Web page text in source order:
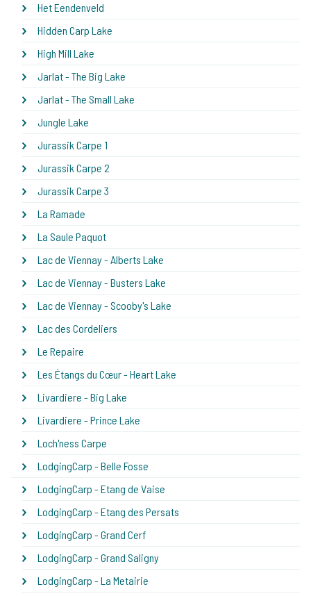
Het Eendenveld
Hidden Carp Lake
High Mill Lake
Jarlat - The Big Lake
Jarlat - The Small Lake
Jungle Lake
Jurassik Carpe 1
Jurassik Carpe 2
Jurassik Carpe 3
La Ramade
La Saule Paquot
Lac de Viennay - Alberts Lake
Lac de Viennay - Busters Lake
Lac de Viennay - Scooby's Lake
Lac des Cordeliers
Le Repaire
Les Étangs du Cœur - Heart Lake
Livardiere - Big Lake
Livardiere - Prince Lake
Loch'ness Carpe
LodgingCarp - Belle Fosse
LodgingCarp - Etang de Vaise
LodgingCarp - Etang des Persats
LodgingCarp - Grand Cerf
LodgingCarp - Grand Saligny
LodgingCarp - La Metairie